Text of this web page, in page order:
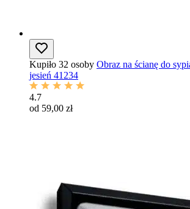
Kupiło 32 osoby Obraz na ścianę do
jesień 41234
4.7
od 59,00 zł